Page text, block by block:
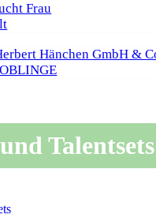
Frau
Hänchen GmbH &
Talentsets